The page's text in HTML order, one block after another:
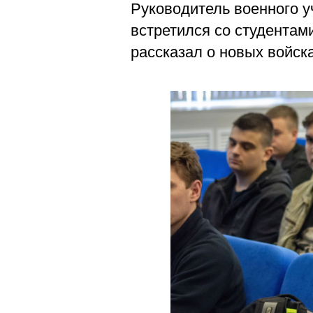
Социальная поддержка
Стандарты оформления работ
Профком студентов
Заочный
Регламент
Очный
Руководитель военного
встретился со
рассказал о новых